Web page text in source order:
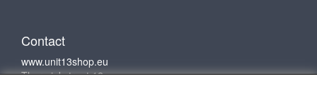
Contact
www.unit13shop.eu
Thermiekstraat 12